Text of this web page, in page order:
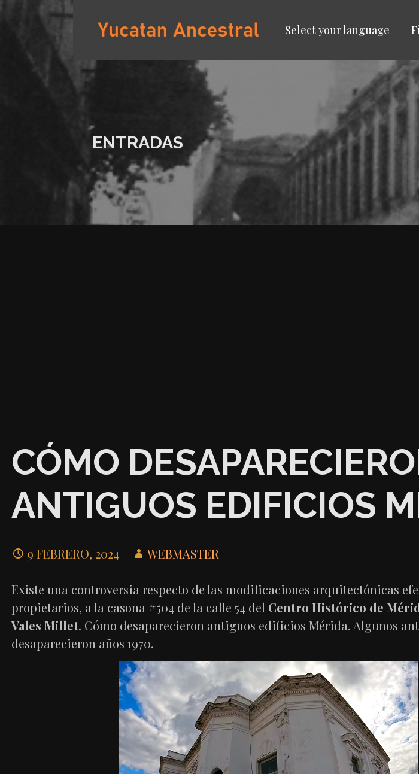
YUCATAN ANCESTRAL
Select your language
ENTRADAS
CÓMO
ANTIGUOS EDIFICIOS
9 FEBRERO, 2024 WEBMASTER
Existe una controversia respecto de las modificaciones arquitectónicas
propietarios, a la casona #504 de la calle 54 del Centro Histórico de
Vales Millet. Cómo desaparecieron antiguos edificios Mérida. Algunos
desaparecieron años 1970.